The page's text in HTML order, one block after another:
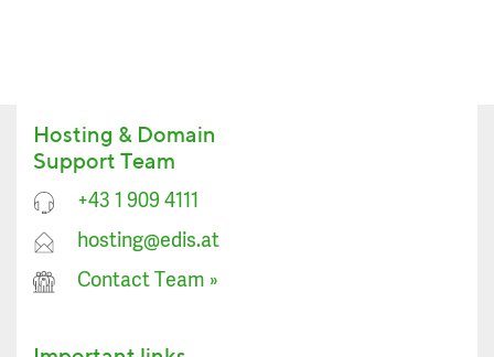
Hosting & Domain
Support Team
+43 1 909 4111
hosting@edis.at
Contact Team »